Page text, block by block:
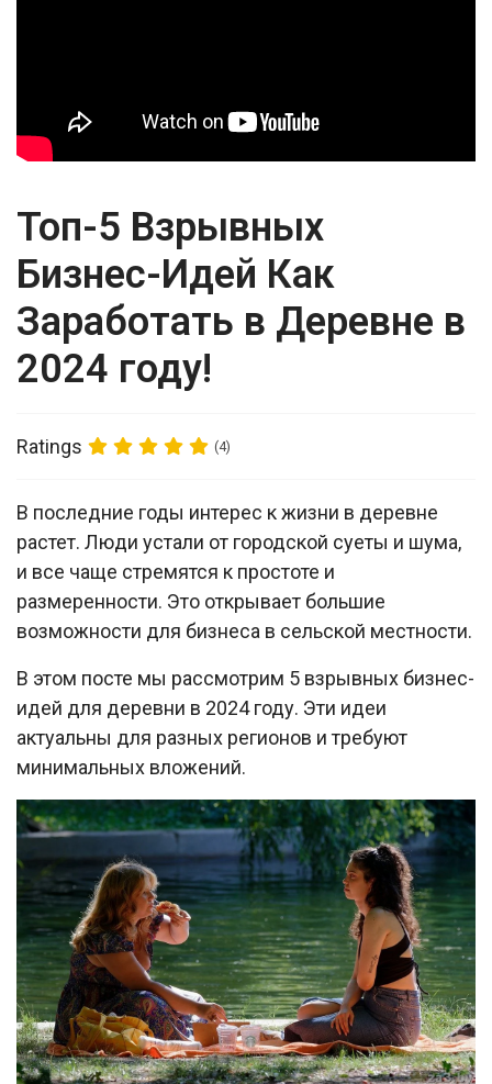
Топ-5 Взрывных
Бизнес-Идей Как
Заработать в Деревне в
2024 году!
Ratings (4)
В последние годы интерес к жизни в деревне
растет. Люди устали от городской суеты и шума,
и все чаще стремятся к простоте и
размеренности. Это открывает большие
возможности для бизнеса в сельской местности.
В этом посте мы рассмотрим 5 взрывных бизнес-
идей для деревни в 2024 году. Эти идеи
актуальны для разных регионов и требуют
минимальных вложений.